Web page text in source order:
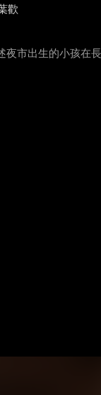
歡
市出生的小孩在